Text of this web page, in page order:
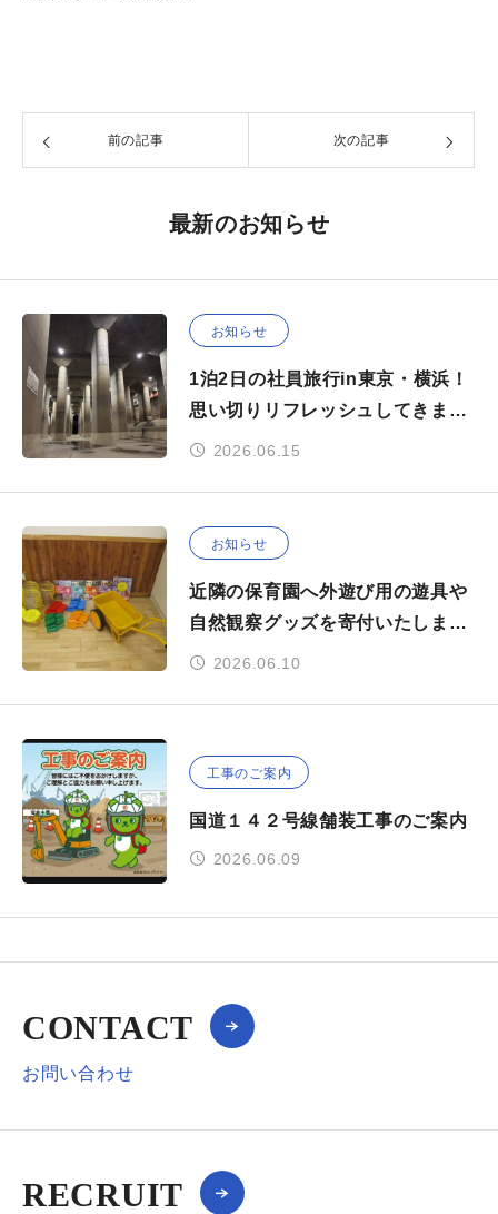
前の記事 次の記事
最新のお知らせ
お知らせ
1泊2日の社員旅行in東京・横浜！
思い切りリフレッシュしてきまし
た✨2026.06.15
お知らせ
近隣の保育園へ外遊び用の遊具や
自然観察グッズを寄付いたしまし
た
2026.06.10
工事のご案内
国道１４２号線舗装工事のご案内
2026.06.09
CONTACT
お問い合わせ
RECRUIT